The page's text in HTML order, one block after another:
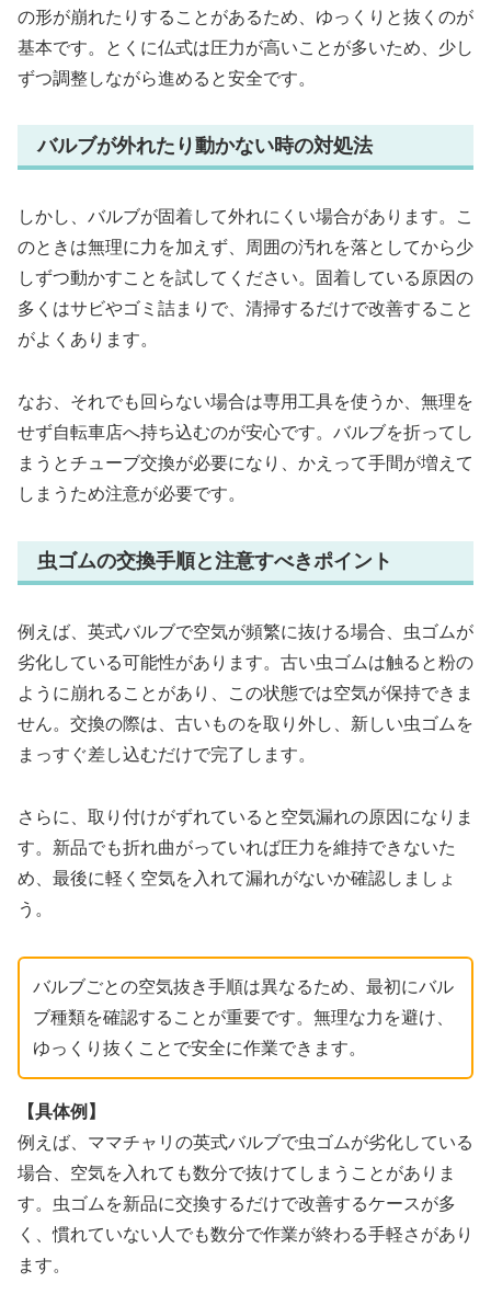
の形が崩れたりすることがあるため、ゆっくりと抜くのが
基本です。とくに仏式は圧力が高いことが多いため、少し
ずつ調整しながら進めると安全です。
バルブが外れたり動かない時の対処法
しかし、バルブが固着して外れにくい場合があります。こ
のときは無理に力を加えず、周囲の汚れを落としてから少
しずつ動かすことを試してください。固着している原因の
多くはサビやゴミ詰まりで、清掃するだけで改善すること
がよくあります。
なお、それでも回らない場合は専用工具を使うか、無理を
せず自転車店へ持ち込むのが安心です。バルブを折ってし
まうとチューブ交換が必要になり、かえって手間が増えて
しまうため注意が必要です。
虫ゴムの交換手順と注意すべきポイント
例えば、英式バルブで空気が頻繁に抜ける場合、虫ゴムが
劣化している可能性があります。古い虫ゴムは触ると粉の
ように崩れることがあり、この状態では空気が保持できま
せん。交換の際は、古いものを取り外し、新しい虫ゴムを
まっすぐ差し込むだけで完了します。
さらに、取り付けがずれていると空気漏れの原因になりま
す。新品でも折れ曲がっていれば圧力を維持できないた
め、最後に軽く空気を入れて漏れがないか確認しましょ
う。
バルブごとの空気抜き手順は異なるため、最初にバル
ブ種類を確認することが重要です。無理な力を避け、
ゆっくり抜くことで安全に作業できます。
【具体例】
例えば、ママチャリの英式バルブで虫ゴムが劣化している
場合、空気を入れても数分で抜けてしまうことがありま
す。虫ゴムを新品に交換するだけで改善するケースが多
く、慣れていない人でも数分で作業が終わる手軽さがあり
ます。